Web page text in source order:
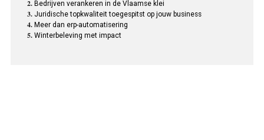
Bedrijven verankeren in de Vlaamse klei
Juridische topkwaliteit toegespitst op jouw business
Meer dan erp-automatisering
Winterbeleving met impact